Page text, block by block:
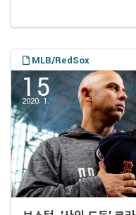
샌프란시스코는 메이저리그 팀
규정에 따..
MLB/RedSox
15
2020. 1.